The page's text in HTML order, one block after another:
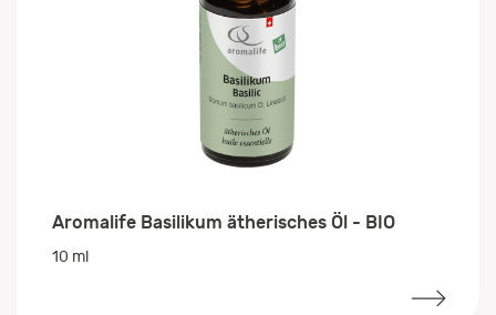
Aromalife Basilikum ätherisches Öl - BIO
10 ml